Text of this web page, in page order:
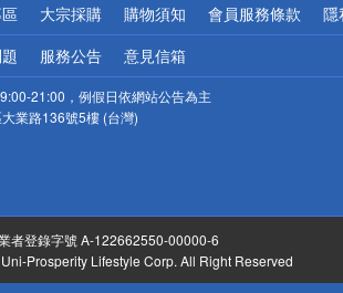
大宗採購 購物須知 會員服務條款 隱
服務公告 意見信箱
21:00，例假日依網站公告為主
業路136號5樓 (台灣)
者登錄字號 A-122662550-00000-6
Prosperity Lifestyle Corp. All Right Reserved